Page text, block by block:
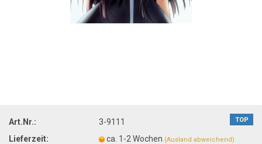
TOP
Art.Nr.:
3-9111
Lieferzeit:
ca. 1-2 Wochen (Ausland abweichend)